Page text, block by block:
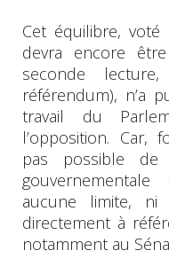
Cet équilibre,
devra encore
seconde
référendum), n’a
travail du
l’opposition. Car,
pas possible de
aucune limite,
directement à
notamment au